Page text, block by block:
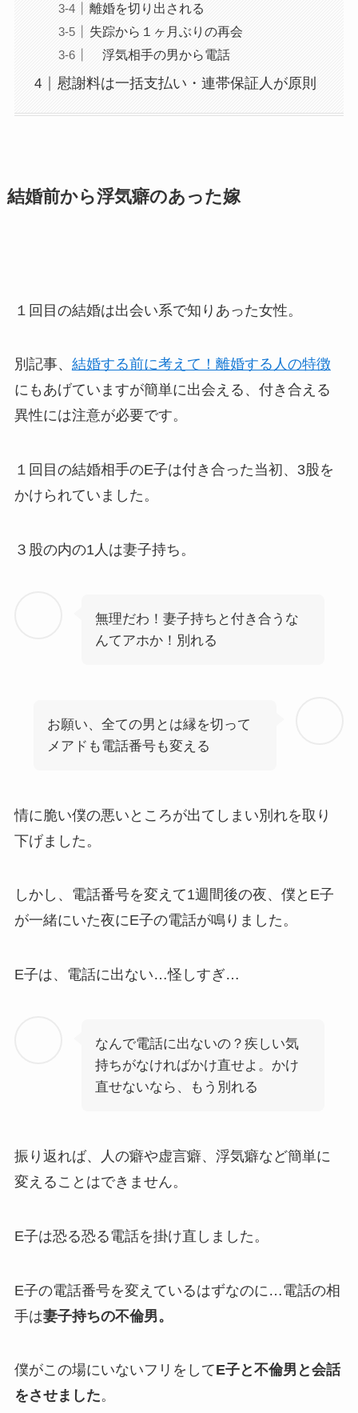
離婚を切り出される
失踪から１ヶ月ぶりの再会
浮気相手の男から電話
慰謝料は一括支払い・連帯保証人が原則
結婚前から浮気癖のあった嫁
１回目の結婚は出会い系で知りあった女性。
別記事、 結婚する前に考えて！離婚する人の特徴
にもあげていますが簡単に出会える、付き合える
異性には注意が必要です。
１回目の結婚相手のE子は付き合った当初、3股を
かけられていました。
３股の内の1人は妻子持ち。
無理だわ！妻子持ちと付き合うな
んてアホか！別れる
お願い、全ての男とは縁を切って
メアドも電話番号も変える
情に脆い僕の悪いところが出てしまい別れを取り
下げました。
しかし、電話番号を変えて1週間後の夜、僕とE子
が一緒にいた夜にE子の電話が鳴りました。
E子は、電話に出ない…怪しすぎ…
なんで電話に出ないの？疾しい気
持ちがなければかけ直せよ。かけ
直せないなら、もう別れる
振り返れば、人の癖や虚言癖、浮気癖など簡単に
変えることはできません。
E子は恐る恐る電話を掛け直しました。
E子の電話番号を変えているはずなのに…電話の相
手は妻子持ちの不倫男。
僕がこの場にいないフリをしてE子と不倫男と会話
をさせました。